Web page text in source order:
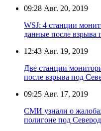
09:28 Авг. 20, 2019
WSJ: 4 станции
данные после взрыва
12:43 Авг. 19, 2019
Две станции
после взрыва под
09:25 Авг. 17, 2019
СМИ узнали о
полигоне под